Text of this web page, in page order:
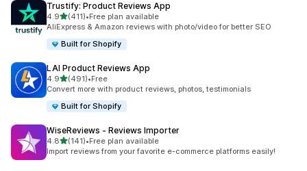
Trustify: Product Reviews App
4.9滿分 5 顆星
(411)
共有 411 則評價
•Free plan available
AliExpress & Amazon reviews with photo/video for better SEO
Built for Shopify
LAI Product Reviews App
4.9滿分 5 顆星
(491)
共有 491 則評價
•Free
Convert more with product reviews, photos, testimonials
Built for Shopify
WiseReviews ‑ Reviews Importer
4.8滿分 5 顆星
(141)
共有 141 則評價
•Free plan available
Import reviews from your favorite e-commerce platforms easily!